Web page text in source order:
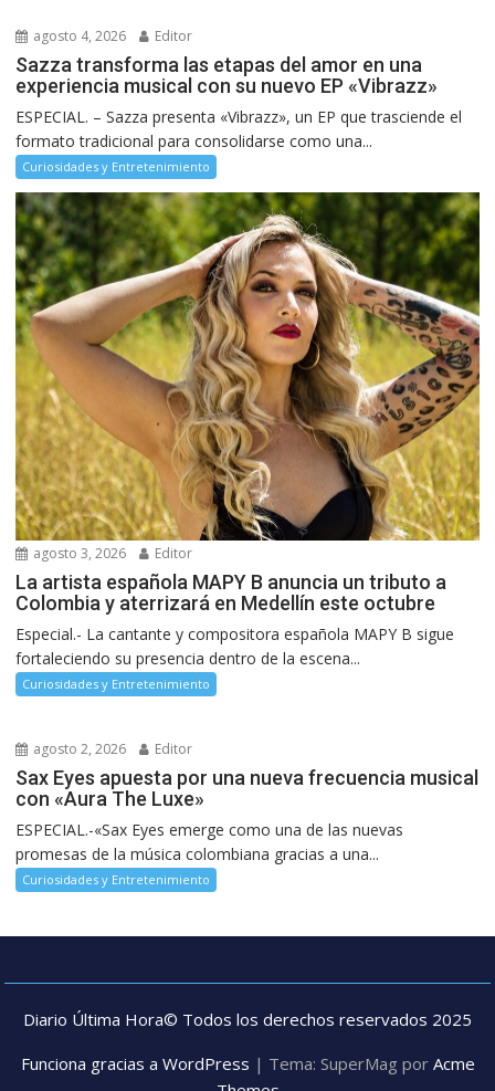
agosto 4, 2026 Editor
Sazza transforma las etapas del amor en una
experiencia musical con su nuevo EP «Vibrazz»
ESPECIAL. – Sazza presenta «Vibrazz», un EP que trasciende el
formato tradicional para consolidarse como una...
Curiosidades y Entretenimiento
agosto 3, 2026 Editor
La artista española MAPY B anuncia un tributo a
Colombia y aterrizará en Medellín este octubre
Especial.- La cantante y compositora española MAPY B sigue
fortaleciendo su presencia dentro de la escena...
Curiosidades y Entretenimiento
agosto 2, 2026 Editor
Sax Eyes apuesta por una nueva frecuencia musical
con «Aura The Luxe»
ESPECIAL.-«Sax Eyes emerge como una de las nuevas
promesas de la música colombiana gracias a una...
Curiosidades y Entretenimiento
Diario Última Hora© Todos los derechos reservados 2025
Funciona gracias a WordPress | Tema: SuperMag por Acme